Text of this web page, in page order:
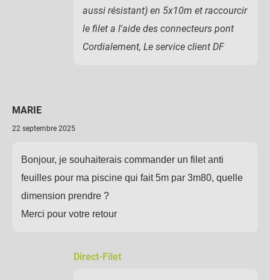
aussi résistant) en 5x10m et raccourcir
le filet a l'aide des connecteurs pont
Cordialement, Le service client DF
MARIE
22 septembre 2025
Bonjour, je souhaiterais commander un filet anti
feuilles pour ma piscine qui fait 5m par 3m80, quelle
dimension prendre ?
Merci pour votre retour
Direct-Filet